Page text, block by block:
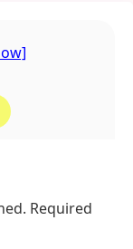
Required